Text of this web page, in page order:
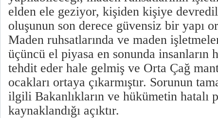
elden ele geziyor, kişiden kişiye
oluşunun son derece güvensiz bir yapı
Maden ruhsatlarında ve maden
üçüncü el piyasa en sonunda insanların
tehdit eder hale gelmiş ve Orta Çağ
ocakları ortaya çıkarmıştır. Sorunun
ilgili Bakanlıkların ve hükümetin hatalı
kaynaklandığı açıktır.